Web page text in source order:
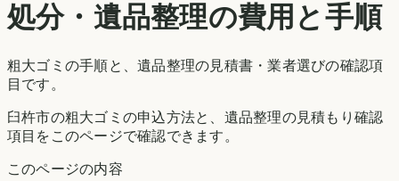
処分・遺品整理の費用と手順
粗大ゴミの手順と、遺品整理の見積書・業者選びの確認項
目です。
臼杵市の粗大ゴミの申込方法と、遺品整理の見積もり確認
項目をこのページで確認できます。
このページの内容